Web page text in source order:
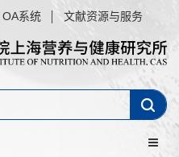
OA系统 文献资源与服务